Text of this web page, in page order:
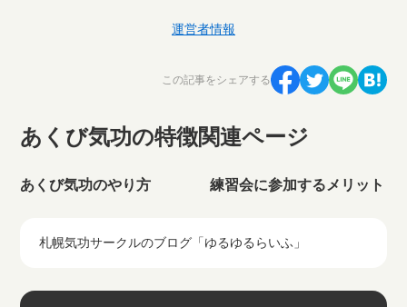
運営者情報
この記事をシェアする
あくび気功の特徴関連ページ
あくび気功のやり方 練習会に参加するメリット
札幌気功サークルのブログ「ゆるゆるらいふ」